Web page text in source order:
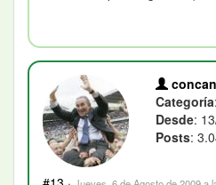
Categoría
Desde:
Posts: